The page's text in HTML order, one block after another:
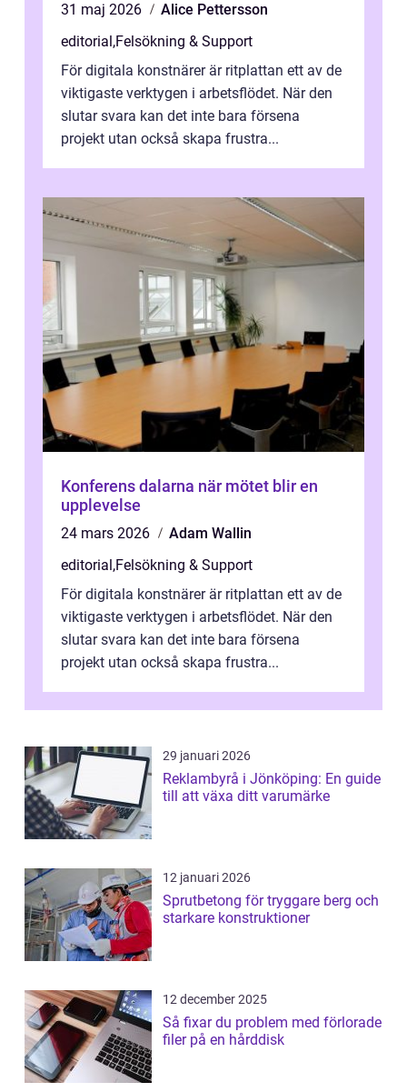
31 maj 2026
Alice Pettersson
editorial,Felsökning & Support
För digitala konstnärer är ritplattan ett av de
viktigaste verktygen i arbetsflödet. När den
slutar svara kan det inte bara försena
projekt utan också skapa frustra...
Konferens dalarna när mötet blir en
upplevelse
24 mars 2026
Adam Wallin
editorial,Felsökning & Support
För digitala konstnärer är ritplattan ett av de
viktigaste verktygen i arbetsflödet. När den
slutar svara kan det inte bara försena
projekt utan också skapa frustra...
29 januari 2026
Reklambyrå i Jönköping: En guide
till att växa ditt varumärke
12 januari 2026
Sprutbetong för tryggare berg och
starkare konstruktioner
12 december 2025
Så fixar du problem med förlorade
filer på en hårddisk